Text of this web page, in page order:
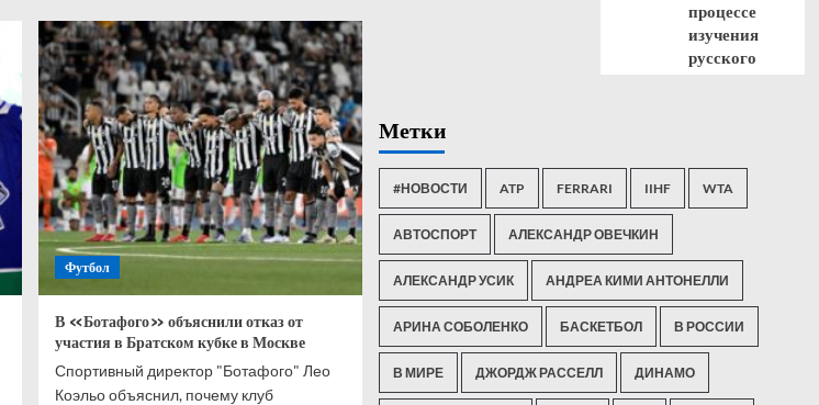
Марченко
сообщил
«Коламбусу»,
что
не
продлит
контракт
с
клубом
Футбол
В «Ботафого» объяснили отказ от
участия в Братском кубке в Москве
Спортивный директор "Ботафого" Лео
Коэльо объяснил, почему клуб
процессе
изучения
русского
Метки
#НОВОСТИ ATP FERRARI IIHF WTA
АВТОСПОРТ АЛЕКСАНДР ОВЕЧКИН
АЛЕКСАНДР УСИК АНДРЕА КИМИ АНТОНЕЛЛИ
АРИНА СОБОЛЕНКО БАСКЕТБОЛ В РОССИИ
В МИРЕ ДЖОРДЖ РАССЕЛЛ ДИНАМО